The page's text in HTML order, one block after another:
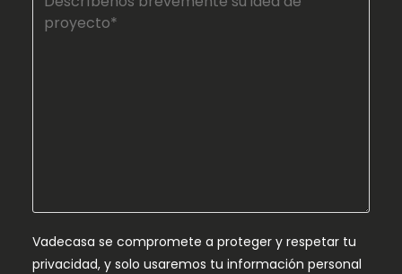
Vadecasa se compromete a proteger y respetar tu
privacidad, y solo usaremos tu información personal